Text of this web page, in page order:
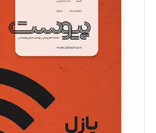
تحریریه
مینا پاکدل
یسنا امان‌پور